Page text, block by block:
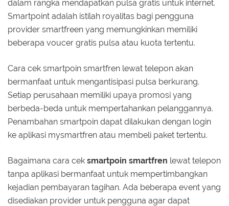
dalam rangka mendapatkan pulsa gratis untuk internet.
Smartpoint adalah istilah royalitas bagi pengguna
provider smartfreen yang memungkinkan memiliki
beberapa voucer gratis pulsa atau kuota tertentu.
Cara cek smartpoin smartfren lewat telepon akan
bermanfaat untuk mengantisipasi pulsa berkurang.
Setiap perusahaan memiliki upaya promosi yang
berbeda-beda untuk mempertahankan pelanggannya.
Penambahan smartpoin dapat dilakukan dengan login
ke aplikasi mysmartfren atau membeli paket tertentu.
Bagaimana cara cek smartpoin smartfren lewat telepon
tanpa aplikasi bermanfaat untuk mempertimbangkan
kejadian pembayaran tagihan. Ada beberapa event yang
disediakan provider untuk pengguna agar dapat